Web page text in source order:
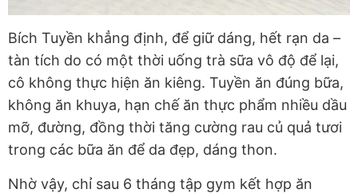
Bích Tuyền khẳng định, để giữ dáng, hết rạn da –
tàn tích do có một thời uống trà sữa vô độ để lại,
cô không thực hiện ăn kiêng. Tuyền ăn đúng bữa,
không ăn khuya, hạn chế ăn thực phẩm nhiều dầu
mỡ, đường, đồng thời tăng cường rau củ quả tươi
trong các bữa ăn để da đẹp, dáng thon.
Nhờ vậy, chỉ sau 6 tháng tập gym kết hợp ăn